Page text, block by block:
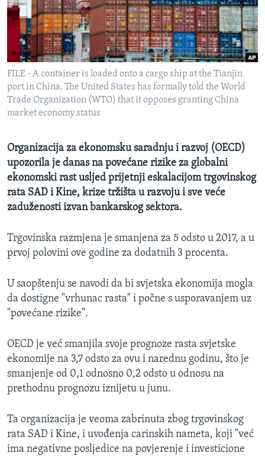
MAGAZIN
O GLASU AMERIKE
Learning English
PRATITE NAS
Jezici
FILE - A container is loaded onto a cargo ship at the Tianjin
port in China. The United States has formally told the World
Trade Organization (WTO) that it opposes granting China
market economy status
Organizacija za ekonomsku saradnju i razvoj (OECD)
upozorila je danas na povećane rizike za globalni
ekonomski rast usljed prijetnji eskalacijom trgovinskog
rata SAD i Kine, krize tržišta u razvoju i sve veće
zaduženosti izvan bankarskog sektora.
Trgovinska razmjena je smanjena za 5 odsto u 2017, a u
prvoj polovini ove godine za dodatnih 3 procenta.
U saopštenju se navodi da bi svjetska ekonomija mogla
da dostigne "vrhunac rasta" i počne s usporavanjem uz
"povećane rizike".
OECD je već smanjila svoje prognoze rasta svjetske
ekonomije na 3,7 odsto za ovu i narednu godinu, što je
smanjenje od 0,1 odnosno 0,2 odsto u odnosu na
prethodnu prognozu iznijetu u junu.
Ta organizacija je veoma zabrinuta zbog trgovinskog
rata SAD i Kine, i uvođenja carinskih nameta, koji "već
ima negativne posljedice na povjerenje i investicione